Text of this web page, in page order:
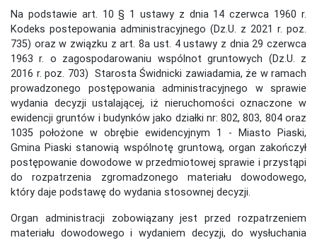
Na podstawie art. 10 § 1 ustawy z dnia 14 czerwca 1960 r.
Kodeks postepowania administracyjnego (Dz.U. z 2021 r. poz.
735) oraz w związku z art. 8a ust. 4 ustawy z dnia 29 czerwca
1963 r. o zagospodarowaniu wspólnot gruntowych (Dz.U. z
2016 r. poz. 703) Starosta Świdnicki zawiadamia, że w ramach
prowadzonego postępowania administracyjnego w sprawie
wydania decyzji ustalającej, iż nieruchomości oznaczone w
ewidencji gruntów i budynków jako działki nr: 802, 803, 804 oraz
1035 położone w obrębie ewidencyjnym 1 - Miasto Piaski,
Gmina Piaski stanowią wspólnotę gruntową, organ zakończył
postępowanie dowodowe w przedmiotowej sprawie i przystąpi
do rozpatrzenia zgromadzonego materiału dowodowego,
który daje podstawę do wydania stosownej decyzji.
Organ administracji zobowiązany jest przed rozpatrzeniem
materiału dowodowego i wydaniem decyzji, do wysłuchania